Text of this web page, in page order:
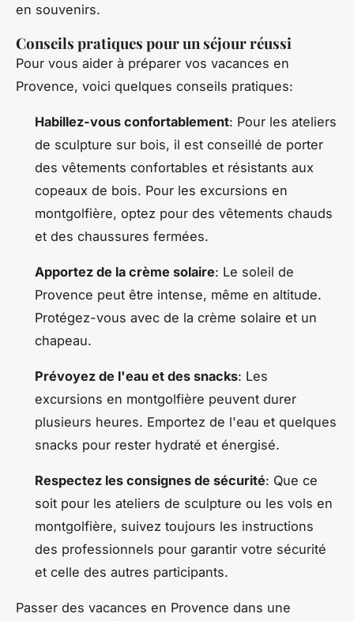
en souvenirs.
Conseils pratiques pour un séjour réussi
Pour vous aider à préparer vos vacances en
Provence, voici quelques conseils pratiques:
Habillez-vous confortablement: Pour les ateliers
de sculpture sur bois, il est conseillé de porter
des vêtements confortables et résistants aux
copeaux de bois. Pour les excursions en
montgolfière, optez pour des vêtements chauds
et des chaussures fermées.
Apportez de la crème solaire: Le soleil de
Provence peut être intense, même en altitude.
Protégez-vous avec de la crème solaire et un
chapeau.
Prévoyez de l'eau et des snacks: Les
excursions en montgolfière peuvent durer
plusieurs heures. Emportez de l'eau et quelques
snacks pour rester hydraté et énergisé.
Respectez les consignes de sécurité: Que ce
soit pour les ateliers de sculpture ou les vols en
montgolfière, suivez toujours les instructions
des professionnels pour garantir votre sécurité
et celle des autres participants.
Passer des vacances en Provence dans une